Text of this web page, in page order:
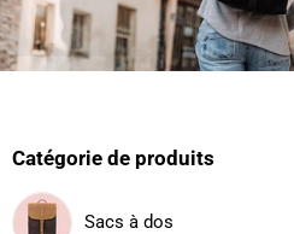
Catégorie de produits
Sacs à dos